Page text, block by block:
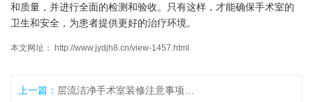
和质量，并进行全面的检测和验收。只有这样，才能确保手术室的
卫生和安全，为患者提供更好的治疗环境。
本文网址： http://www.jydjh8.cn/view-1457.html
上一篇：